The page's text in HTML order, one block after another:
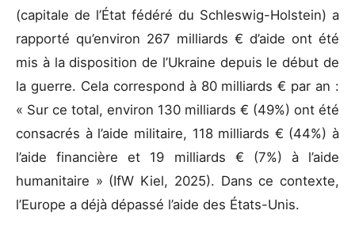
(capitale de l’État fédéré du Schleswig-Holstein) a
rapporté qu’environ 267 milliards € d’aide ont été
mis à la disposition de l’Ukraine depuis le début de
la guerre. Cela correspond à 80 milliards € par an :
« Sur ce total, environ 130 milliards € (49%) ont été
consacrés à l’aide militaire, 118 milliards € (44%) à
l’aide financière et 19 milliards € (7%) à l’aide
humanitaire » (IfW Kiel, 2025). Dans ce contexte,
l’Europe a déjà dépassé l’aide des États-Unis.